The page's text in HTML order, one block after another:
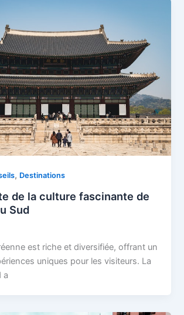
, Destinations
de la culture fascinante de
Sud
est riche et diversifiée, offrant un
uniques pour les visiteurs. La
a